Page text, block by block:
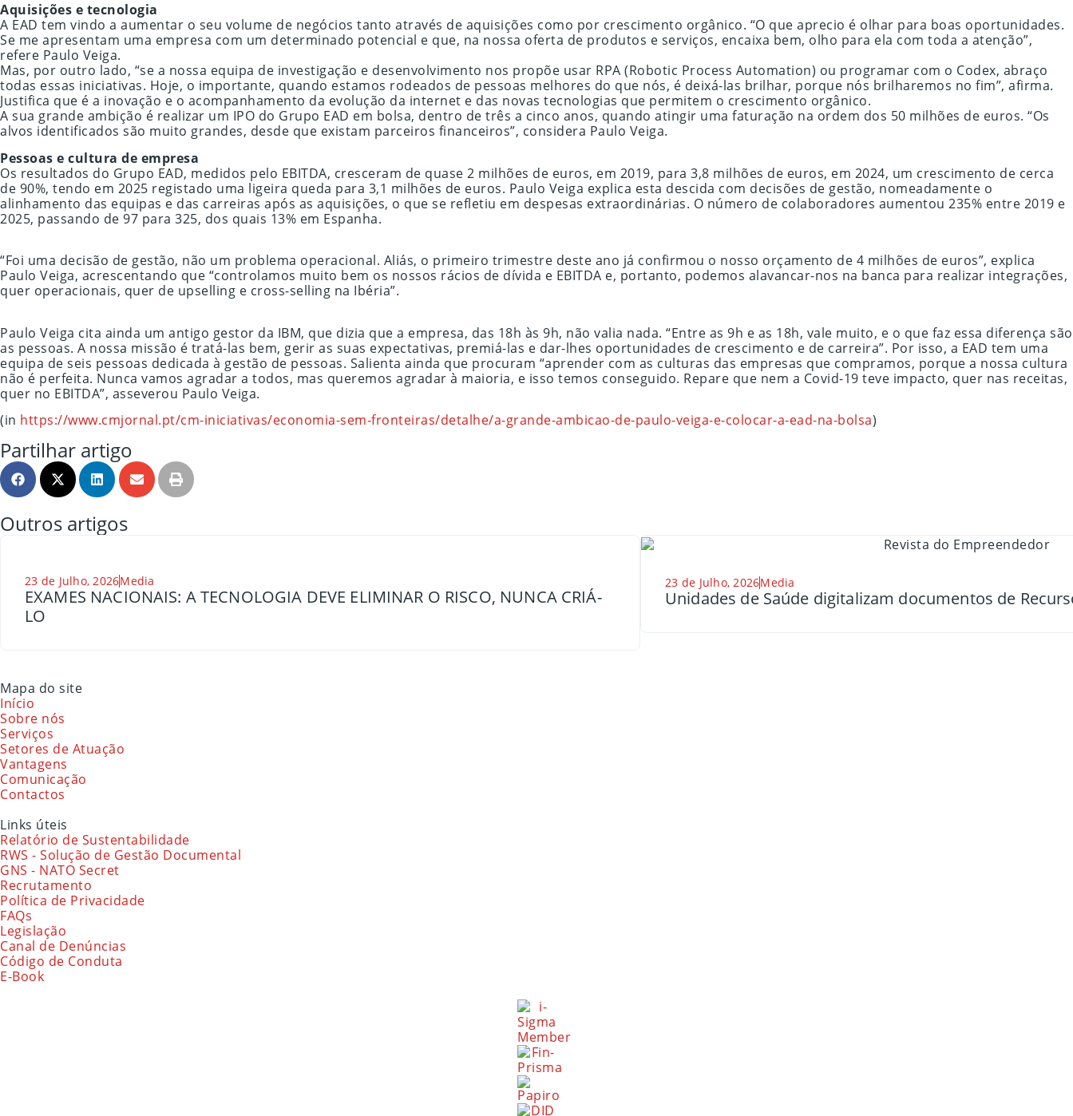
Aquisições e tecnologia
A EAD tem vindo a aumentar o seu volume de negócios tanto através de aquisições como por crescimento orgânico. “O que aprecio é olhar para boas oportunidades.
Se me apresentam uma empresa com um determinado potencial e que, na nossa oferta de produtos e serviços, encaixa bem, olho para ela com toda a atenção”,
refere Paulo Veiga.
Mas, por outro lado, “se a nossa equipa de investigação e desenvolvimento nos propõe usar RPA (Robotic Process Automation) ou programar com o Codex, abraço
todas essas iniciativas. Hoje, o importante, quando estamos rodeados de pessoas melhores do que nós, é deixá-las brilhar, porque nós brilharemos no fim”, afirma.
Justifica que é a inovação e o acompanhamento da evolução da internet e das novas tecnologias que permitem o crescimento orgânico.
A sua grande ambição é realizar um IPO do Grupo EAD em bolsa, dentro de três a cinco anos, quando atingir uma faturação na ordem dos 50 milhões de euros. “Os
alvos identificados são muito grandes, desde que existam parceiros financeiros”, considera Paulo Veiga.
Pessoas e cultura de empresa
Os resultados do Grupo EAD, medidos pelo EBITDA, cresceram de quase 2 milhões de euros, em 2019, para 3,8 milhões de euros, em 2024, um crescimento de cerca
de 90%, tendo em 2025 registado uma ligeira queda para 3,1 milhões de euros. Paulo Veiga explica esta descida com decisões de gestão, nomeadamente o
alinhamento das equipas e das carreiras após as aquisições, o que se refletiu em despesas extraordinárias. O número de colaboradores aumentou 235% entre 2019 e
2025, passando de 97 para 325, dos quais 13% em Espanha.
“Foi uma decisão de gestão, não um problema operacional. Aliás, o primeiro trimestre deste ano já confirmou o nosso orçamento de 4 milhões de euros”, explica
Paulo Veiga, acrescentando que “controlamos muito bem os nossos rácios de dívida e EBITDA e, portanto, podemos alavancar-nos na banca para realizar integrações,
quer operacionais, quer de upselling e cross-selling na Ibéria”.
Paulo Veiga cita ainda um antigo gestor da IBM, que dizia que a empresa, das 18h às 9h, não valia nada. “Entre as 9h e as 18h, vale muito, e o que faz essa diferença são
as pessoas. A nossa missão é tratá-las bem, gerir as suas expectativas, premiá-las e dar-lhes oportunidades de crescimento e de carreira”. Por isso, a EAD tem uma
equipa de seis pessoas dedicada à gestão de pessoas. Salienta ainda que procuram “aprender com as culturas das empresas que compramos, porque a nossa cultura
não é perfeita. Nunca vamos agradar a todos, mas queremos agradar à maioria, e isso temos conseguido. Repare que nem a Covid-19 teve impacto, quer nas receitas,
quer no EBITDA”, asseverou Paulo Veiga.
(in https://www.cmjornal.pt/cm-iniciativas/economia-sem-fronteiras/detalhe/a-grande-ambicao-de-paulo-veiga-e-colocar-a-ead-na-bolsa)
Partilhar artigo
Outros artigos
23 de Julho, 2026Media
EXAMES NACIONAIS: A TECNOLOGIA DEVE ELIMINAR O RISCO, NUNCA CRIÁ-
LO
23 de Julho, 2026Media
Unidades de Saúde digitalizam documentos de
Mapa do site
Início
Sobre nós
Serviços
Setores de Atuação
Vantagens
Comunicação
Contactos
Links úteis
Relatório de Sustentabilidade
RWS - Solução de Gestão Documental
GNS - NATO Secret
Recrutamento
Política de Privacidade
FAQs
Legislação
Canal de Denúncias
Código de Conduta
E-Book